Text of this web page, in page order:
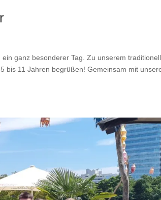
ganz besonderer Tag. Zu unserem
bis 11 Jahren begrüßen! Gemeinsam mit